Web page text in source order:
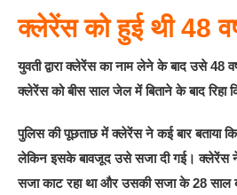
क्‍लेरेंस को हुई थी 48
युवती द्वारा क्‍लेरेंस का नाम लेने के बाद उसे 48
क्‍लेरेंस को बीस साल जेल में बिताने के बाद रिहा
पुलिस की पूछताछ में क्‍लेरेंस ने कई बार बताया कि
लेकिन इसके बावजूद उसे सजा दी गई। क्‍लेरेंस
सजा काट रहा था और उसकी सजा के 28 साल